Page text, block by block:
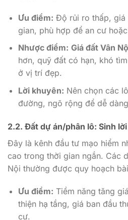
Ưu điểm: Độ rủi ro thấp, giá
gian, phù hợp để an cư
Nhược điểm: Giá đất Vân
hơn, quỹ đất có hạn, khó
ở vị trí đẹp.
Lời khuyên: Nên chọn các
đường, ngõ rộng để dễ
2.2. Đất dự án/phân lô: Sinh
Đây là kênh đầu tư mạo hiểm
cao trong thời gian ngắn. Các
Nội thường được quy hoạch
Ưu điểm: Tiềm năng tăng
thiện hạ tầng, giá ban đầu
cư.